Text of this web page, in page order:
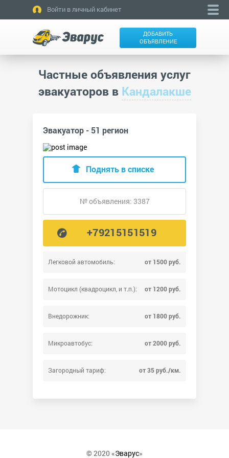
Войти в личный кабинет
ДОБАВИТЬ
ОБЪЯВЛЕНИЕ
Частные объявления услуг
эвакуаторов в Кандалакше
Эвакуатор - 51 регион
Легковой автомобиль: от 1500 руб.
Мотоцикл (квадроцикл, и т.п.): от 1200 руб.
Внедорожник: от 1800 руб.
Микроавтобус: от 2000 руб.
Загородный тариф: от 35 руб./км.
Поднять в списке
№ объявления: 3387
+79215151519
© 2020 «Эварус»